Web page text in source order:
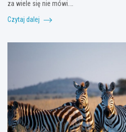
za wiele się nie mówi.…
Czytaj dalej